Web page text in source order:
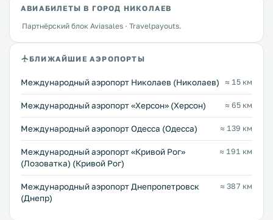
АВИАБИЛЕТЫ В ГОРОД НИКОЛАЕВ
Партнёрский блок Aviasales · Travelpayouts.
БЛИЖАЙШИЕ АЭРОПОРТЫ
Международный аэропорт Николаев (Николаев) ≈ 15 км
Международный аэропорт «Херсон» (Херсон) ≈ 65 км
Международный аэропорт Одесса (Одесса) ≈ 139 км
Международный аэропорт «Кривой Рог»
(Лозоватка) (Кривой Рог)
≈ 191 км
Международный аэропорт Днепропетровск
(Днепр)
≈ 387 км